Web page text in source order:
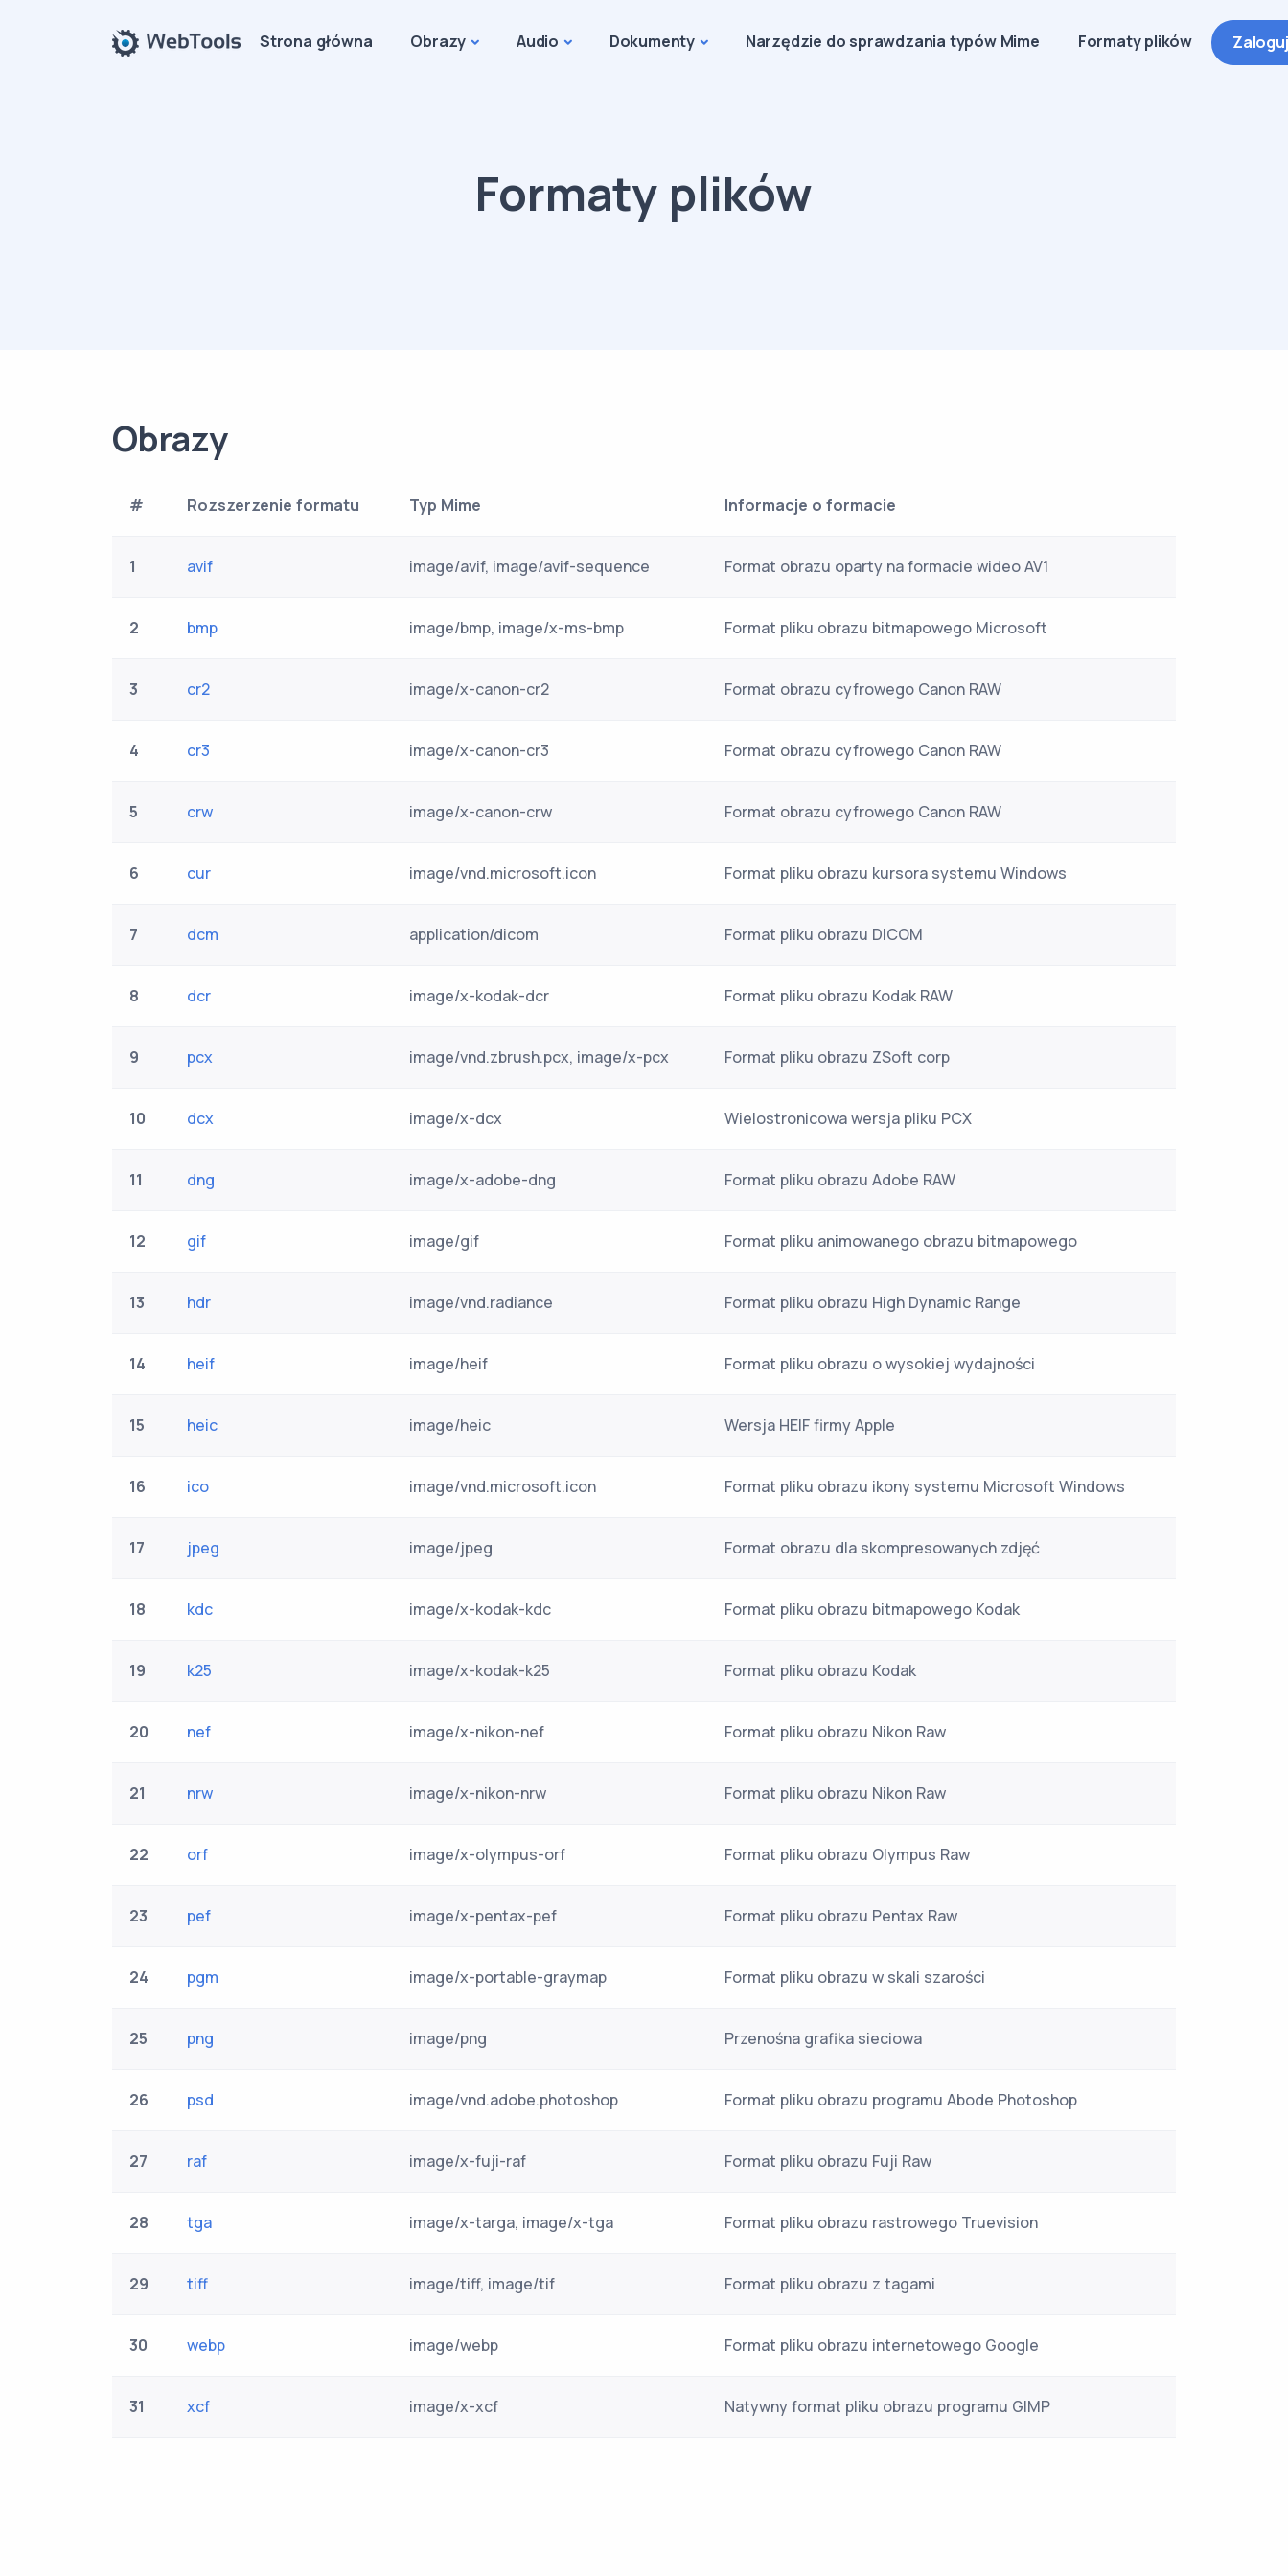
Strona główna Obrazy Audio Dokumenty Narzędzie do sprawdzania typów Mime Formaty plików
Formaty plików
Obrazy
# Rozszerzenie formatu Typ Mime Informacje o formacie
1 avif image/avif, image/avif-sequence Format obrazu oparty na formacie wideo AV1
2 bmp image/bmp, image/x-ms-bmp Format pliku obrazu bitmapowego Microsoft
3 cr2 image/x-canon-cr2 Format obrazu cyfrowego Canon RAW
4 cr3 image/x-canon-cr3 Format obrazu cyfrowego Canon RAW
5 crw image/x-canon-crw Format obrazu cyfrowego Canon RAW
6 cur image/vnd.microsoft.icon Format pliku obrazu kursora systemu Windows
7 dcm application/dicom Format pliku obrazu DICOM
8 dcr image/x-kodak-dcr Format pliku obrazu Kodak RAW
9 pcx image/vnd.zbrush.pcx, image/x-pcx Format pliku obrazu ZSoft corp
10 dcx image/x-dcx Wielostronicowa wersja pliku PCX
11 dng image/x-adobe-dng Format pliku obrazu Adobe RAW
12 gif image/gif Format pliku animowanego obrazu bitmapowego
13 hdr image/vnd.radiance Format pliku obrazu High Dynamic Range
14 heif image/heif Format pliku obrazu o wysokiej wydajności
15 heic image/heic Wersja HEIF firmy Apple
16 ico image/vnd.microsoft.icon Format pliku obrazu ikony systemu Microsoft Windows
17 jpeg image/jpeg Format obrazu dla skompresowanych zdjęć
18 kdc image/x-kodak-kdc Format pliku obrazu bitmapowego Kodak
19 k25 image/x-kodak-k25 Format pliku obrazu Kodak
20 nef image/x-nikon-nef Format pliku obrazu Nikon Raw
21 nrw image/x-nikon-nrw Format pliku obrazu Nikon Raw
22 orf image/x-olympus-orf Format pliku obrazu Olympus Raw
23 pef image/x-pentax-pef Format pliku obrazu Pentax Raw
24 pgm image/x-portable-graymap Format pliku obrazu w skali szarości
25 png image/png Przenośna grafika sieciowa
26 psd image/vnd.adobe.photoshop Format pliku obrazu programu Abode Photoshop
27 raf image/x-fuji-raf Format pliku obrazu Fuji Raw
28 tga image/x-targa, image/x-tga Format pliku obrazu rastrowego Truevision
29 tiff image/tiff, image/tif Format pliku obrazu z tagami
30 webp image/webp Format pliku obrazu internetowego Google
31 xcf image/x-xcf Natywny format pliku obrazu programu GIMP